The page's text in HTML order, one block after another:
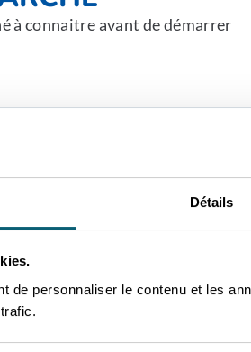
Détails
de personnaliser le contenu et les
à connaitre avant de démarrer
VOS CONTACTS
à votre
projets et